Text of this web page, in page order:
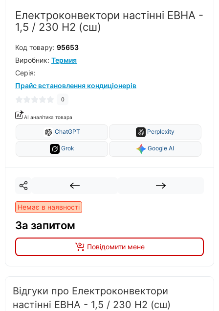
Електроконвектори настінні ЕВНА -
1,5 / 230 Н2 (сш)
Код товару: 95653
Виробник: Термия
Серiя:
Прайс встановлення кондиціонерів
0
AI аналітика товара
ChatGPT Perplexity
Grok Google AI
Немає в наявності
За запитом
Повідомити мене
Відгуки про Електроконвектори
настінні ЕВНА - 1,5 / 230 Н2 (сш)